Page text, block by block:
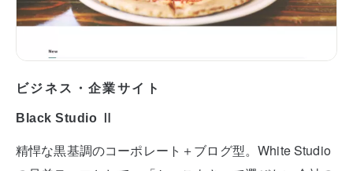
ビジネス・企業サイト
Black Studio Ⅱ
精悍な黒基調のコーポレート＋ブログ型。White Studio